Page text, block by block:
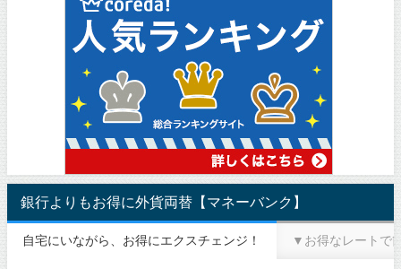
銀行よりもお得に外貨両替【マネーバンク】
自宅にいながら、お得にエクスチェンジ！ ▼お得なレートで